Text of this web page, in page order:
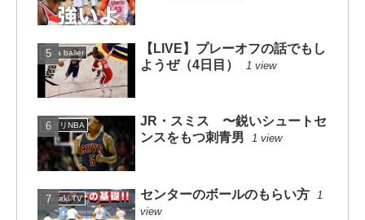
Be a baller
【LIVE】プレーオフの話でもし
ようぜ（4日目）
1 view
ソガリNBA
JR・スミス 〜鋭いシュートセ
ンスをもつ刺青男
1 view
mituaki TV センターのボールのもらい方
1
view